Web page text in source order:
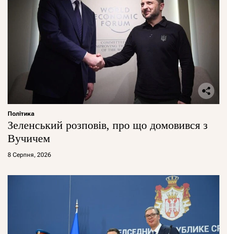
Політика
Зеленський розповів, про що домовився з
Вучичем
8 Серпня, 2026